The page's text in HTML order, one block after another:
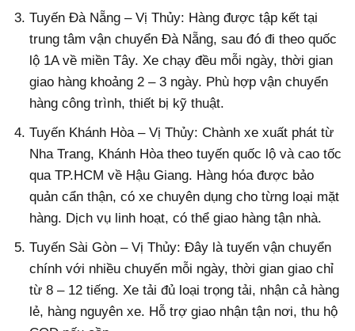
Tuyến Đà Nẵng – Vị Thủy: Hàng được tập kết tại
trung tâm vận chuyển Đà Nẵng, sau đó đi theo quốc
lộ 1A về miền Tây. Xe chạy đều mỗi ngày, thời gian
giao hàng khoảng 2 – 3 ngày. Phù hợp vận chuyển
hàng công trình, thiết bị kỹ thuật.
Tuyến Khánh Hòa – Vị Thủy: Chành xe xuất phát từ
Nha Trang, Khánh Hòa theo tuyến quốc lộ và cao tốc
qua TP.HCM về Hậu Giang. Hàng hóa được bảo
quản cẩn thận, có xe chuyên dụng cho từng loại mặt
hàng. Dịch vụ linh hoạt, có thể giao hàng tận nhà.
Tuyến Sài Gòn – Vị Thủy: Đây là tuyến vận chuyển
chính với nhiều chuyến mỗi ngày, thời gian giao chỉ
từ 8 – 12 tiếng. Xe tải đủ loại trọng tải, nhận cả hàng
lẻ, hàng nguyên xe. Hỗ trợ giao nhận tận nơi, thu hộ